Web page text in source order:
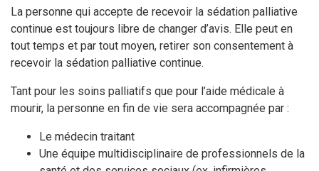
La personne qui accepte de recevoir la sédation palliative
continue est toujours libre de changer d’avis. Elle peut en
tout temps et par tout moyen, retirer son consentement à
recevoir la sédation palliative continue.
Tant pour les soins palliatifs que pour l’aide médicale à
mourir, la personne en fin de vie sera accompagnée par :
Le médecin traitant
Une équipe multidisciplinaire de professionnels de la